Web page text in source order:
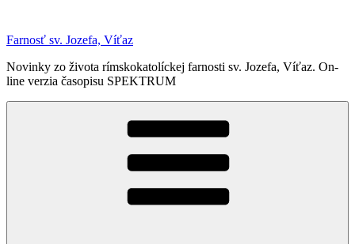
obsah
Farnosť sv. Jozefa, Víťaz
Novinky zo života rímskokatolíckej farnosti sv. Jozefa, Víťaz. On-
line verzia časopisu SPEKTRUM